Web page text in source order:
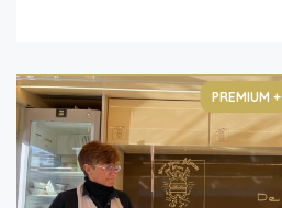
PREMIUM +